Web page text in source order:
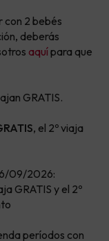
con 2 bebés
deberás
aquípara que
GRATIS.
, el 2º viaja
09/2026:
GRATIS y el 2º
períodos con